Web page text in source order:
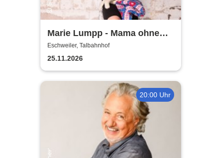
Marie Lumpp - Mama ohne
Plan
Eschweiler, Talbahnhof
25.11.2026
20:00 Uhr